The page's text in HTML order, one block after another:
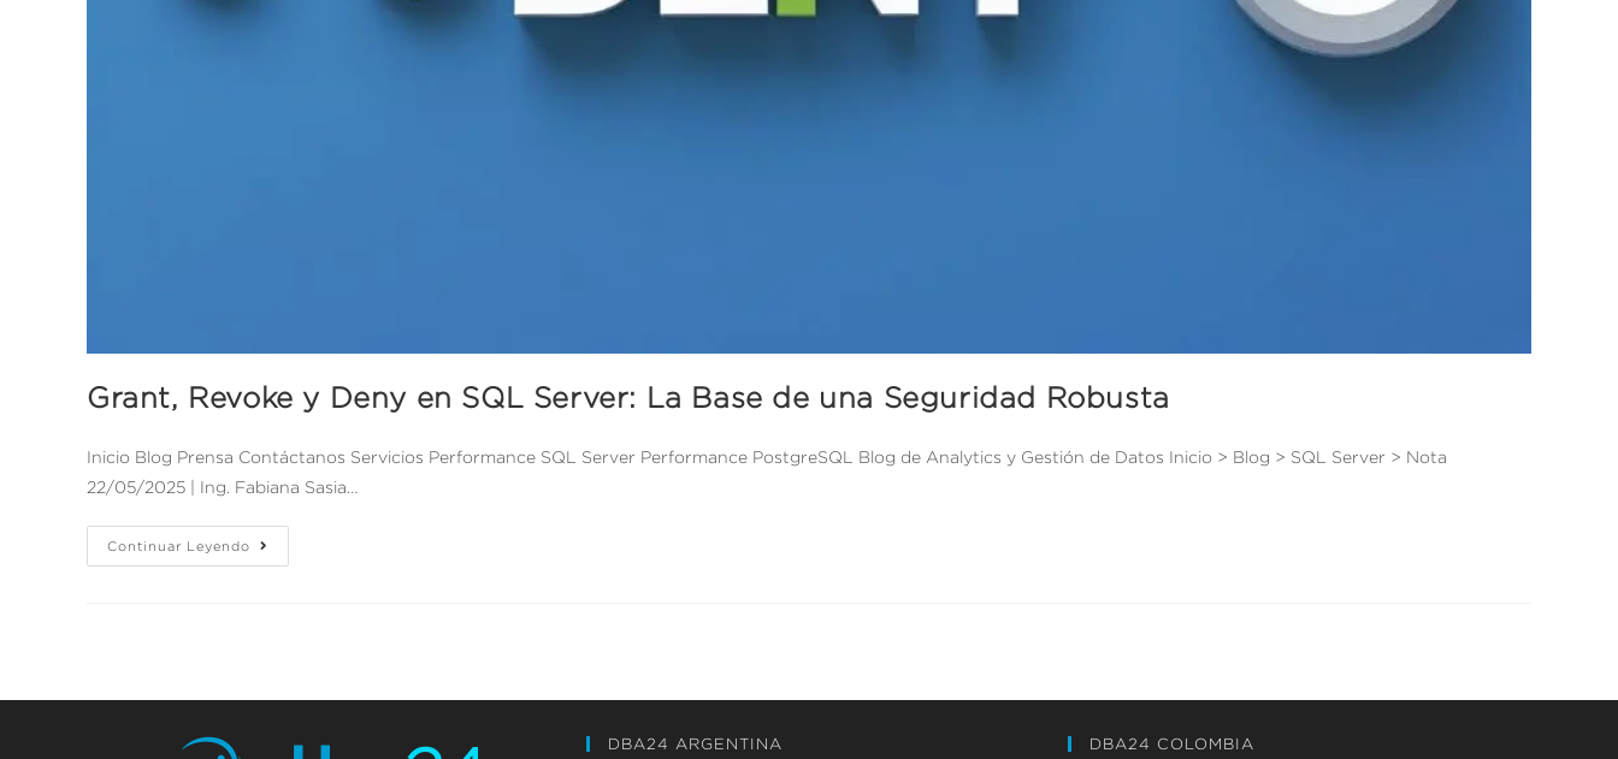
Grant, Revoke y Deny en SQL Server: La Base de una Seguridad Robusta
Inicio Blog Prensa Contáctanos Servicios Performance SQL Server Performance PostgreSQL Blog de Analytics y Gestión de Datos Inicio > Blog > SQL Server > Nota
22/05/2025 | Ing. Fabiana Sasia…
Continuar Leyendo
DBA24 ARGENTINA DBA24 COLOMBIA